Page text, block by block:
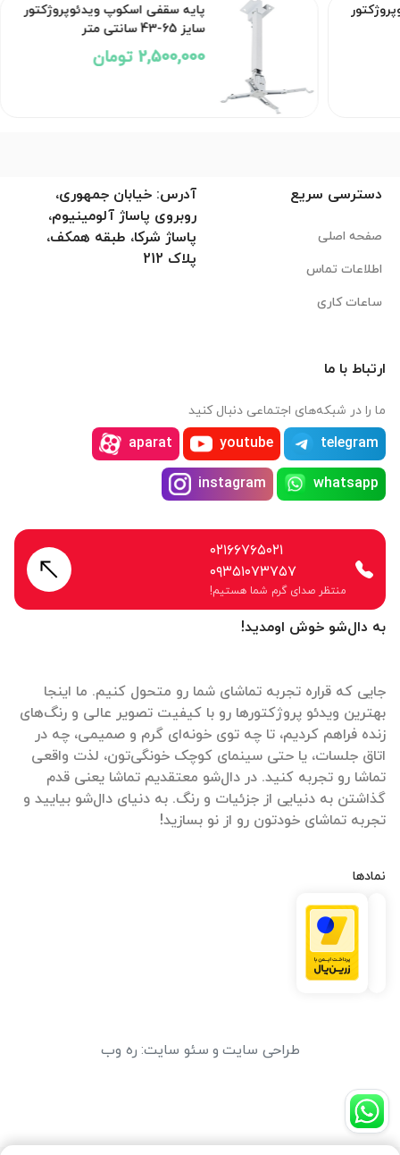
پایه سقفی اسکوپ ویدئوپروژکتور
سایز 65-43 سانتی متر
2,500,000 تومان
به دال‌شو خوش اومدید!
جایی که قراره تجربه تماشای شما رو متحول کنیم. ما اینجا
بهترین ویدئو پروژکتورها رو با کیفیت تصویر عالی و رنگ‌های
زنده فراهم کردیم، تا چه توی خونه‌ای گرم و صمیمی، چه در
اتاق جلسات، یا حتی سینمای کوچک خونگی‌تون، لذت واقعی
تماشا رو تجربه کنید. در دال‌شو معتقدیم تماشا یعنی قدم
گذاشتن به دنیایی از جزئیات و رنگ. به دنیای دال‌شو بیایید و
تجربه تماشای خودتون رو از نو بسازید!
نمادها
دسترسی سریع
صفحه اصلی
اطلاعات تماس
ساعات کاری
آدرس: خیابان جمهوری،
روبروی پاساژ آلومینیوم،
پاساژ شرکا، طبقه همکف،
پلاک 212
ارتباط با ما
ما را در شبکه‌های اجتماعی دنبال کنید
telegram
youtube
aparat
whatsapp
instagram
۰۲۱۶۶۷۶۵۰۲۱
۰۹۳۵۱۰۷۳۷۵۷
منتظر صدای گرم شما هستیم!
طراحی سایت و سئو سایت: ره وب